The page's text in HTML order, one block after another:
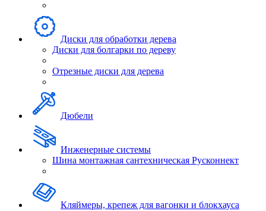
Диски для обработки дерева
Диски для болгарки по дереву
Отрезные диски для дерева
Дюбели
Инженерные системы
Шина монтажная сантехническая Русконнект
Кляймеры, крепеж для вагонки и блокхауса